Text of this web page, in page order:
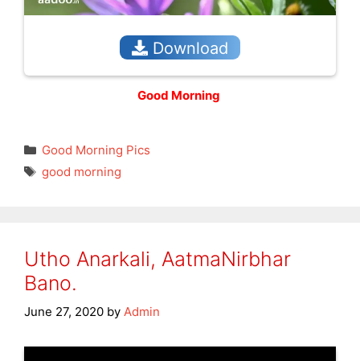
Download
Good Morning
Categories
Good Morning Pics
Tags
good morning
Utho Anarkali, AatmaNirbhar
Bano.
June 27, 2020 by Admin